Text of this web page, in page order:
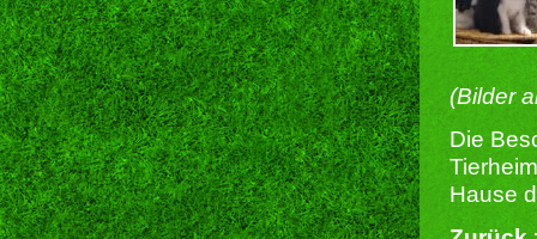
(Bilder
Die
Hause